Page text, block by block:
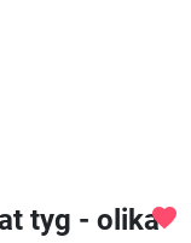
tyg - olikafavorite